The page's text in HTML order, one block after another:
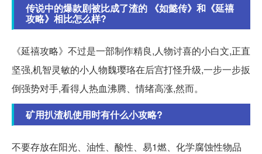
传说中的爆款剧被比成了渣的 《如懿传》和《延禧
攻略》相比怎么样?
《延禧攻略》不过是一部制作精良,人物讨喜的小白文,正直
坚强,机智灵敏的小人物魏璎珞在后宫打怪升级,一步一步扳
倒强势对手,看得人热血沸腾、情绪高涨,然而。
矿用扒渣机使用时有什么小攻略?
不要存放在阳光、油性、酸性、易1燃、化学腐蚀性物品